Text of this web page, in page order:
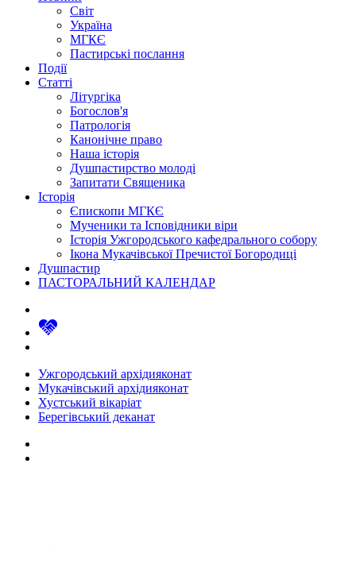
Світ
Україна
МГКЄ
Пастирські послання
Події
Статті
Літургіка
Богослов'я
Патрологія
Канонічне право
Наша історія
Душпастирство молоді
Запитати Священика
Історія
Єпископи МГКЄ
Мученики та Ісповідники віри
Історія Ужгородського кафедрального собору
Ікона Мукачівської Пречистої Богородиці
Душпастир
ПАСТОРАЛЬНИЙ КАЛЕНДАР
Ужгородський архідияконат
Мукачівський архідияконат
Хустський вікаріат
Берегівський деканат